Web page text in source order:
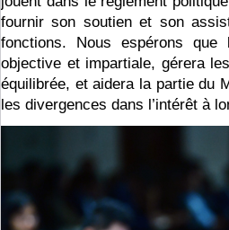
fournir son soutien et son
fonctions. Nous espérons que
objective et impartiale, gérera
équilibrée, et aidera la partie du
les divergences dans l’intérêt à